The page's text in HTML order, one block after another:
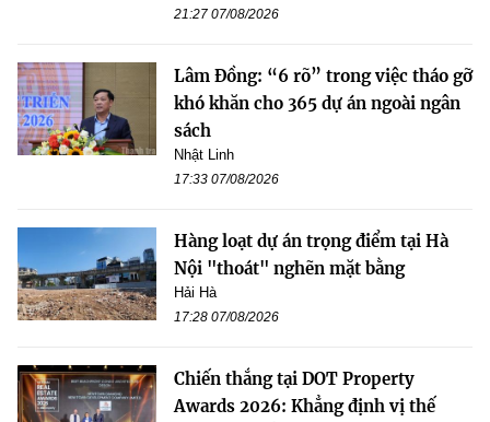
21:27 07/08/2026
Lâm Đồng: “6 rõ” trong việc tháo gỡ
khó khăn cho 365 dự án ngoài ngân
sách
Nhật Linh
17:33 07/08/2026
Hàng loạt dự án trọng điểm tại Hà
Nội "thoát" nghẽn mặt bằng
Hải Hà
17:28 07/08/2026
Chiến thắng tại DOT Property
Awards 2026: Khẳng định vị thế